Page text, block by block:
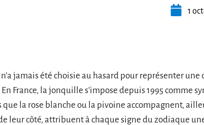
1
jamais été choisie au hasard pour représenter une
France, la jonquille s’impose depuis 1995 comme
que la rose blanche ou la pivoine accompagnent,
leur côté, attribuent à chaque signe du zodiaque